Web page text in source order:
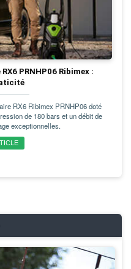
PRNHP06 Ribimex :
RX6 Ribimex PRNHP06 doté
de 180 bars et un débit de
exceptionnelles.